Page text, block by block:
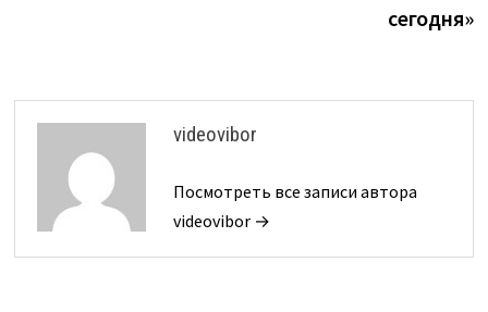
сегодня»
videovibor
Посмотреть все записи автора
videovibor →